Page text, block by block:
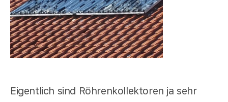
Eigentlich sind Röhrenkollektoren ja sehr